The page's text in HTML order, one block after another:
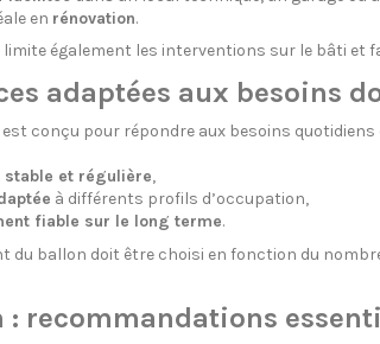
en rénovation.
également les interventions sur le bâti et
adaptées aux besoins
est conçu pour répondre aux besoins quotidiens
stable et régulière,
à différents profils d’occupation,
fiable sur le long terme.
du ballon doit être choisi en fonction du
recommandations